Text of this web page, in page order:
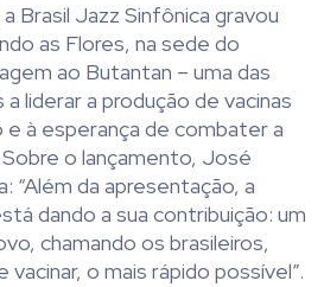
Brasil Jazz Sinfônica gravou
as Flores, na sede do
ao Butantan – uma das
liderar a produção de vacinas
e à esperança de combater a
o lançamento, José
“Além da apresentação, a
dando a sua contribuição: um
chamando os brasileiros,
o mais rápido possível”.